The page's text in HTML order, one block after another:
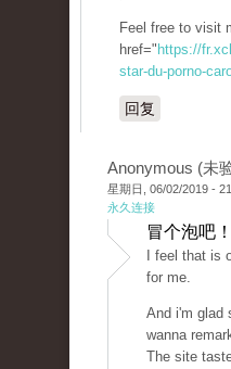
Feel free to visit
href=" https://
star-du-porno-
回复
Anonymous (未
星期日, 06/02/2019 -
永久连接
冒个泡吧
I feel that is
for me.
And i'm glad
wanna
The site